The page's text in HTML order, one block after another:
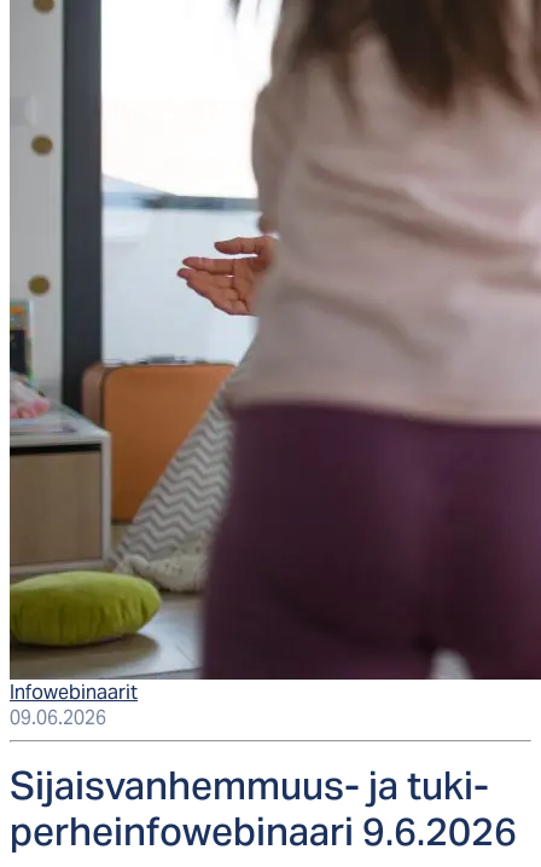
Infowebinaarit
09.06.2026
Si­jais­van­hem­muus- ja tu­ki­
per­hein­fo­we­bi­naa­ri 9.6.2026